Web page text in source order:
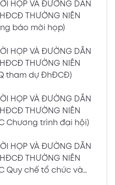
Hồng Oanh
ĐHĐCĐ thường niên
Xem PDF
TRỊ NĂM 2023
02 về việc CMC thông
ký cuối cùng để
lãi Trái Phiếu
Xem PDF
HỌP VÀ ĐƯỜNG DẪN
THƯỜNG NIÊN
báo mời họp)
HỌP VÀ ĐƯỜNG DẪN
THƯỜNG NIÊN
tham dự ĐhĐCĐ)
HỌP VÀ ĐƯỜNG DẪN
THƯỜNG NIÊN
Chương trình đại hội)
HỌP VÀ ĐƯỜNG DẪN
THƯỜNG NIÊN
Quy chế tổ chức và